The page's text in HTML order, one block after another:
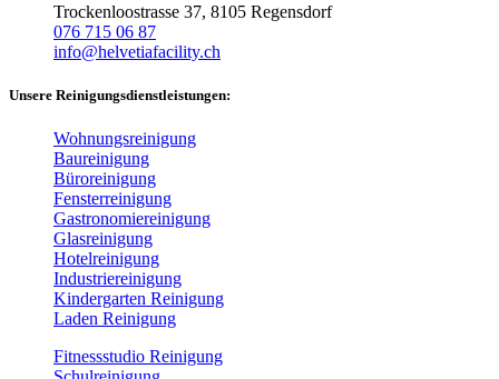
Trockenloostrasse 37, 8105 Regensdorf
076 715 06 87
info@helvetiafacility.ch
Unsere Reinigungsdienstleistungen:
Wohnungsreinigung
Baureinigung
Büroreinigung
Fensterreinigung
Gastronomiereinigung
Glasreinigung
Hotelreinigung
Industriereinigung
Kindergarten Reinigung
Laden Reinigung
Fitnessstudio Reinigung